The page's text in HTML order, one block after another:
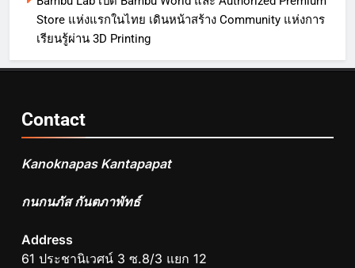
Store แห่งแรกในไทย เดินหน้าสร้าง Community แห่งการ
เรียนรู้ผ่าน 3D Printing
Contact
Kanoknapas Kantapapat
กนกนภัส กันตภาพัทธ์
Address
61 ประชานิเวศน์ 3 ซ.8/3 แยก 12